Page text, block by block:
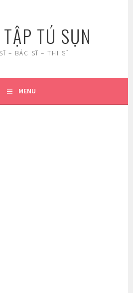
TÚ SỤN
– BÁC SĨ – THI SĨ
MENU